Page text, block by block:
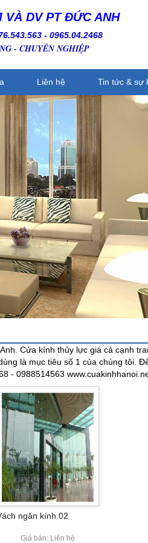
VÀ DV PT ĐỨC ANH
- 0965.04.2468
- CHUYÊN NGHIỆP
Liên hệ Tin tức & sự
Cửa kính thủy lực giá cả cạnh
là mục tiêu số 1 của chúng tôi.
- 0988514563
ngăn kính 02
Giá bán: Liên hệ